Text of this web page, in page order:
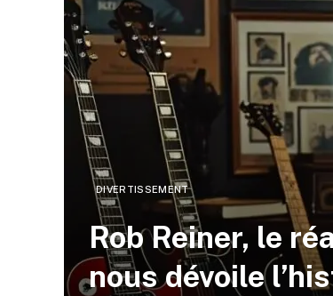
DIVERTISSEMENT
Rob Reiner, le
nous dévoile